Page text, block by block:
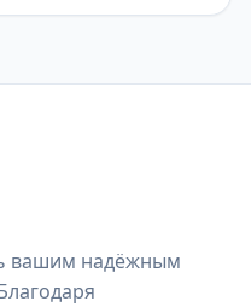
вашим надёжным